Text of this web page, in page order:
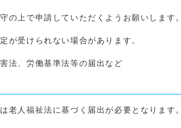
の上で申請していただくようお願いします。
が受けられない場合があります。
法、労働基準法等の届出など
老人福祉法に基づく届出が必要となります。